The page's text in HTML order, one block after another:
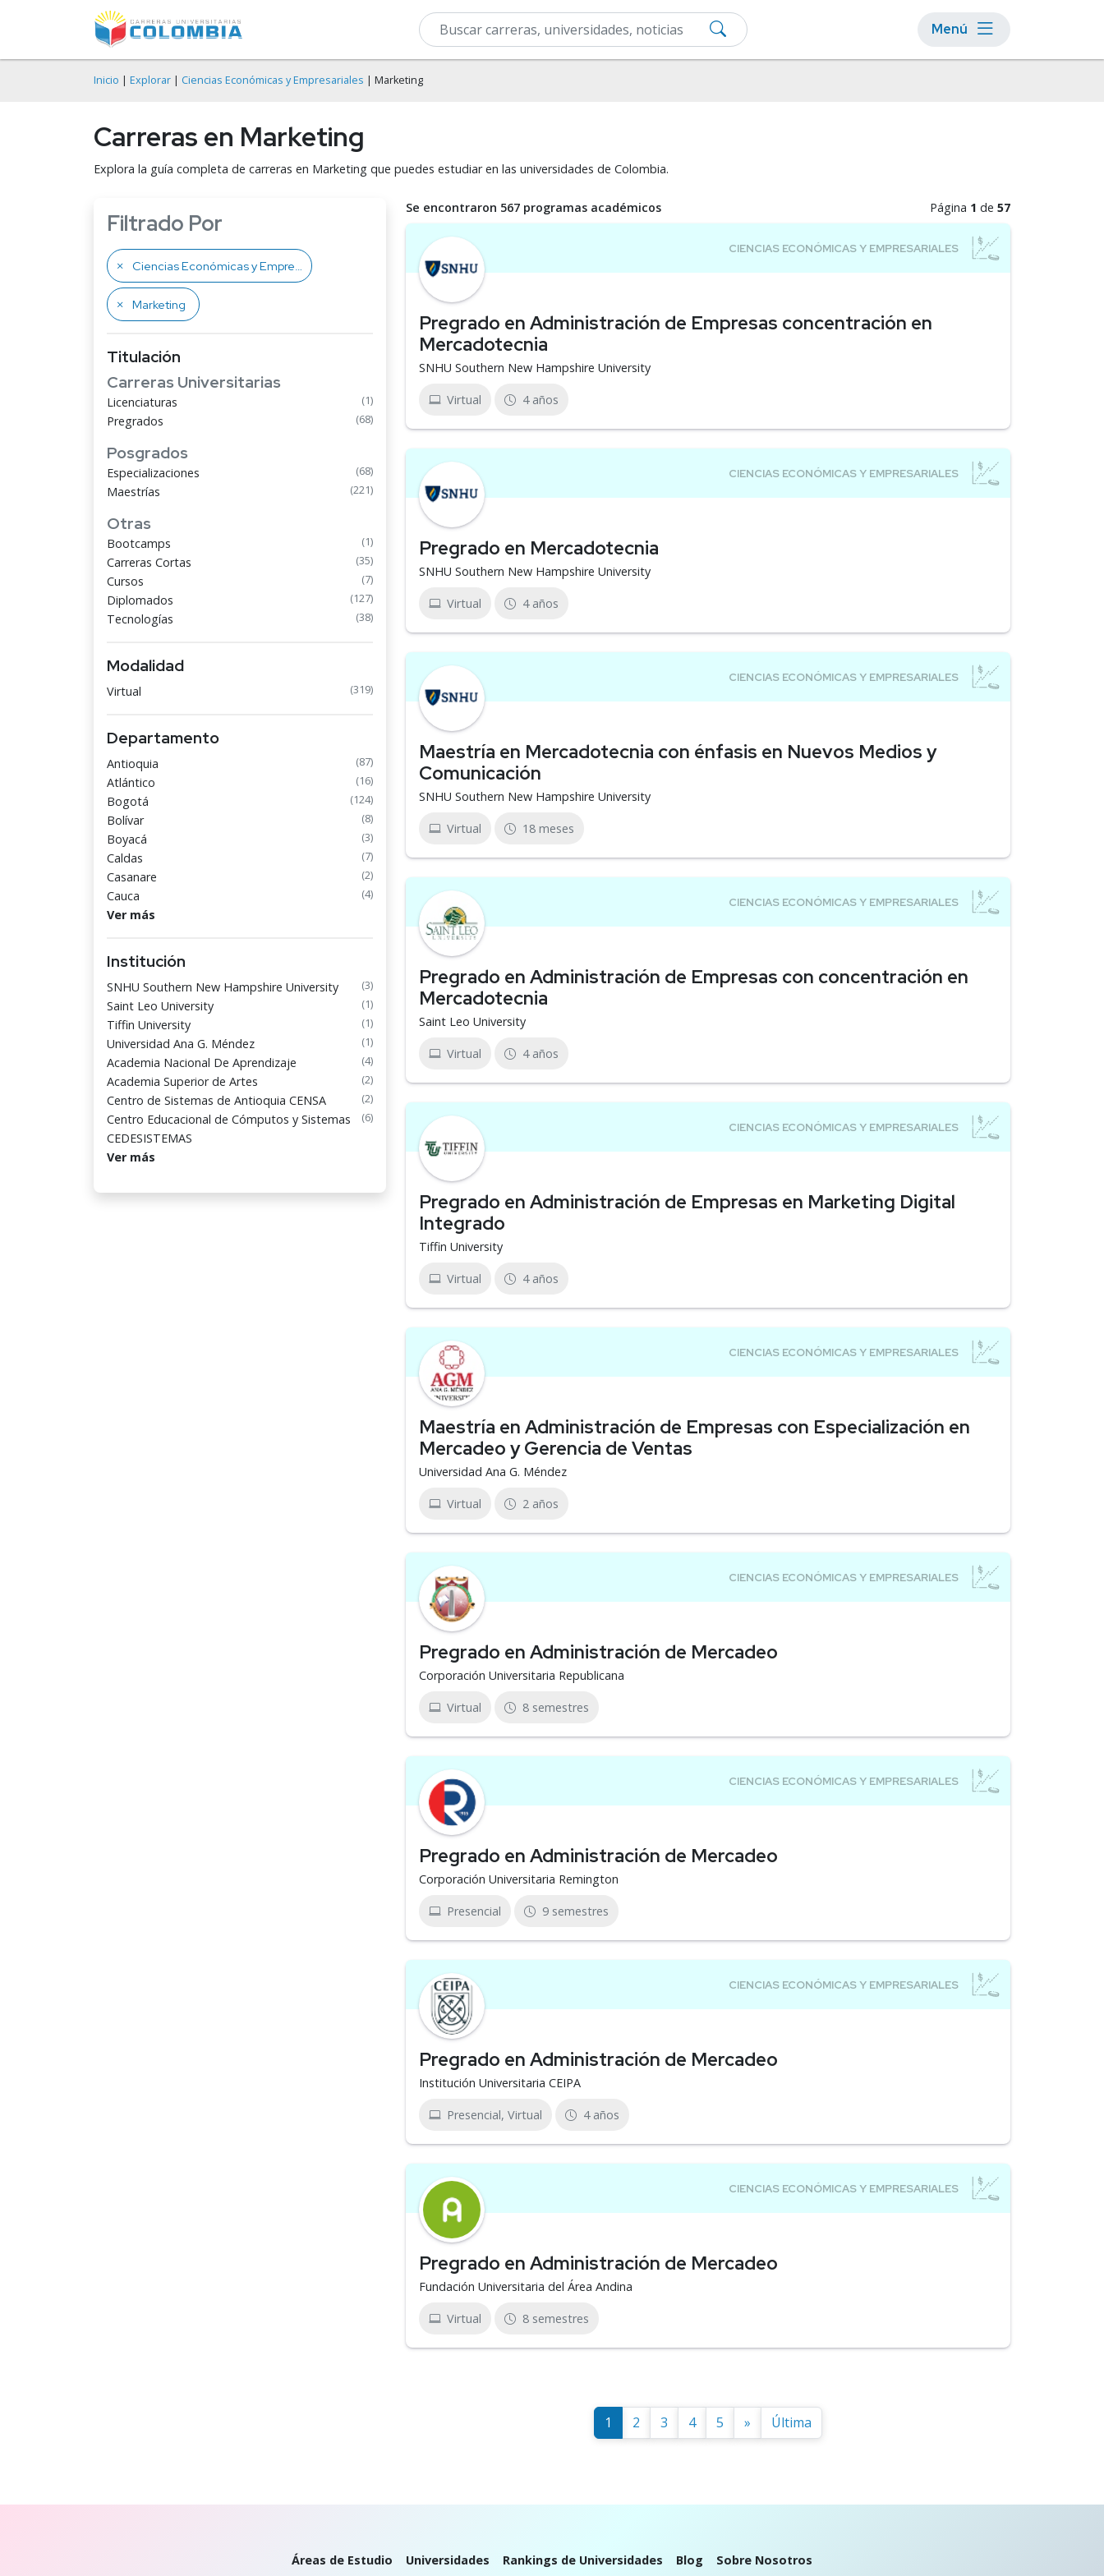
Menú
Inicio | Explorar | Ciencias Económicas y Empresariales | Marketing
Carreras en Marketing
Explora la guía completa de carreras en Marketing que puedes estudiar en las universidades de Colombia.
Filtrado Por
Ciencias Económicas y Empresariales
Marketing
Titulación
Carreras Universitarias
Licenciaturas (1)
Pregrados (68)
Posgrados
Especializaciones (68)
Maestrías (221)
Otras
Bootcamps (1)
Carreras Cortas (35)
Cursos (7)
Diplomados (127)
Tecnologías (38)
Modalidad
Virtual (319)
Departamento
Antioquia (87)
Atlántico (16)
Bogotá (124)
Bolívar (8)
Boyacá (3)
Caldas (7)
Casanare (2)
Cauca (4)
Ver más
Institución
SNHU Southern New Hampshire University (3)
Saint Leo University (1)
Tiffin University (1)
Universidad Ana G. Méndez (1)
Academia Nacional De Aprendizaje (4)
Academia Superior de Artes (2)
Centro de Sistemas de Antioquia CENSA (2)
Centro Educacional de Cómputos y Sistemas
CEDESISTEMAS
(6)
Ver más
Se encontraron 567 programas académicos Página 1 de 57
Pregrado en Administración de Empresas concentración en
Mercadotecnia
SNHU Southern New Hampshire University
Virtual 4 años
Pregrado en Mercadotecnia
SNHU Southern New Hampshire University
Virtual 4 años
Maestría en Mercadotecnia con énfasis en Nuevos Medios y
Comunicación
SNHU Southern New Hampshire University
Virtual 18 meses
Pregrado en Administración de Empresas con concentración en
Mercadotecnia
Saint Leo University
Virtual 4 años
Pregrado en Administración de Empresas en Marketing Digital
Integrado
Tiffin University
Virtual 4 años
Maestría en Administración de Empresas con Especialización en
Mercadeo y Gerencia de Ventas
Universidad Ana G. Méndez
Virtual 2 años
Pregrado en Administración de Mercadeo
Corporación Universitaria Republicana
Virtual 8 semestres
Pregrado en Administración de Mercadeo
Corporación Universitaria Remington
Presencial 9 semestres
Pregrado en Administración de Mercadeo
Institución Universitaria CEIPA
Presencial, Virtual 4 años
Pregrado en Administración de Mercadeo
Fundación Universitaria del Área Andina
Virtual 8 semestres
1 2 3 4 5 » Última
Áreas de Estudio Universidades Rankings de Universidades Blog Sobre Nosotros